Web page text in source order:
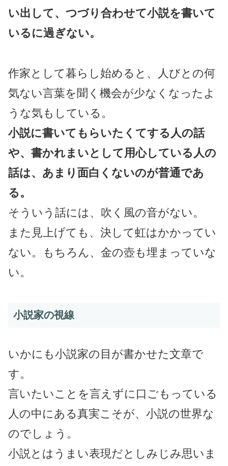
い出して、つづり合わせて小説を書いて
いるに過ぎない。
作家として暮らし始めると、人びとの何
気ない言葉を聞く機会が少なくなったよ
うな気もしている。
小説に書いてもらいたくてする人の話
や、書かれまいとして用心している人の
話は、あまり面白くないのが普通であ
る。
そういう話には、吹く風の音がない。
また見上げても、決して虹はかかってい
ない。もちろん、金の壺も埋まっていな
い。
小説家の視線
いかにも小説家の目が書かせた文章で
す。
言いたいことを言えずに口ごもっている
人の中にある真実こそが、小説の世界な
のでしょう。
小説とはうまい表現だとしみじみ思いま